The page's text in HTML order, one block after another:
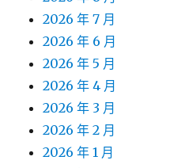
2026 年 7 月
2026 年 6 月
2026 年 5 月
2026 年 4 月
2026 年 3 月
2026 年 2 月
2026 年 1 月